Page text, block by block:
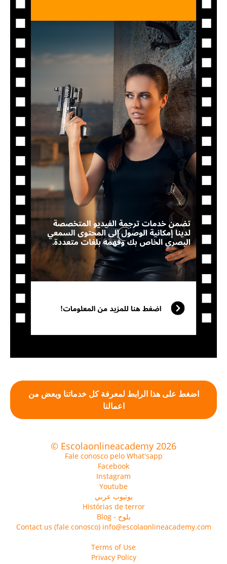
اضغط على هذا الرابط لمعرفة كل خدماتنا وبعض من
اعمالنا
© Escolaonlineacademy 2026
Fale conosco pelo What'sapp
Facebook
Instagram
Youtube
يوتيوب عربي
Histórias de terror
Blog - بلوج
Contact us (fale conosco) info@escolaonlineacademy.com
Terms of Use
Privacy Policy